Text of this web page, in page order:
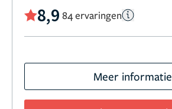
8,9 84 ervaringen
Meer informatie